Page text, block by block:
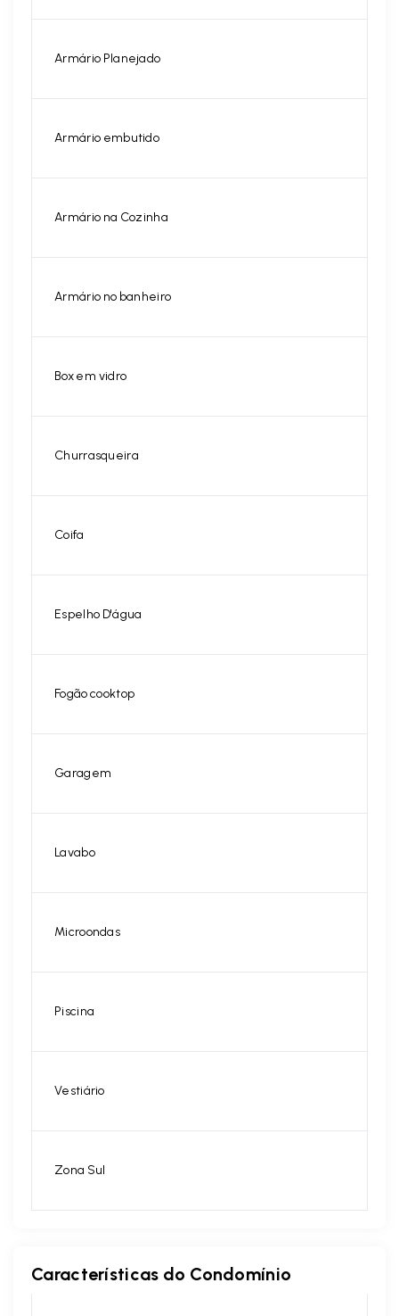
Armário Planejado
Armário embutido
Armário na Cozinha
Armário no banheiro
Box em vidro
Churrasqueira
Coifa
Espelho D'água
Fogão cooktop
Garagem
Lavabo
Microondas
Piscina
Vestiário
Zona Sul
Características do Condomínio